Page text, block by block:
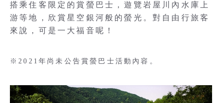
搭乘住客限定的賞螢巴士，遊覽岩屋川內水庫上
游等地，欣賞星空銀河般的螢光。對自由行旅客
來說，可是一大福音呢！
※2021年尚未公告賞螢巴士活動內容。